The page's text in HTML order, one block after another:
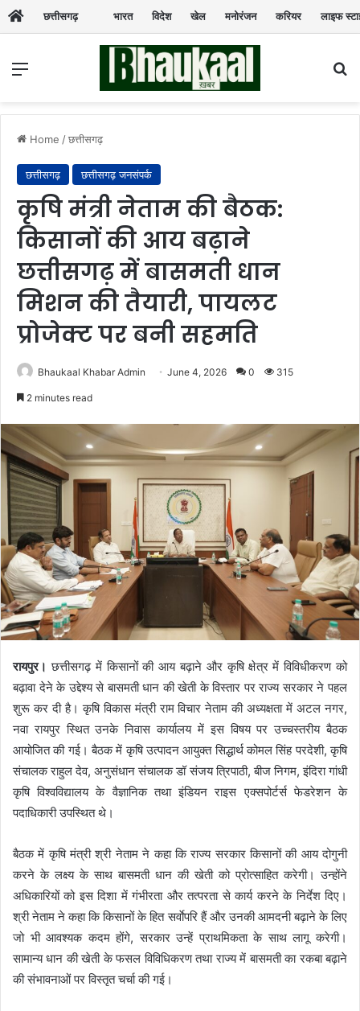
छत्तीसगढ़ भारत विदेश खेल मनोरंजन करियर लाइफ
Menu
Home /छत्तीसगढ़
छत्तीसगढ़ छत्तीसगढ़ जनसंपर्क
कृषि मंत्री नेताम की बैठक:
किसानों की आय बढ़ाने
छत्तीसगढ़ में बासमती धान
मिशन की तैयारी, पायलट
प्रोजेक्ट पर बनी सहमति
Bhaukaal Khabar Admin June 4, 2026 0 315
2 minutes read
रायपुर। छत्तीसगढ़ में किसानों की आय बढ़ाने और कृषि क्षेत्र में विविधीकरण को
बढ़ावा देने के उद्देश्य से बासमती धान की खेती के विस्तार पर राज्य सरकार ने पहल
शुरू कर दी है। कृषि विकास मंत्री राम विचार नेताम की अध्यक्षता में अटल नगर,
नवा रायपुर स्थित उनके निवास कार्यालय में इस विषय पर उच्चस्तरीय बैठक
आयोजित की गई। बैठक में कृषि उत्पादन आयुक्त सिद्धार्थ कोमल सिंह परदेशी, कृषि
संचालक राहुल देव, अनुसंधान संचालक डॉ संजय त्रिपाठी, बीज निगम, इंदिरा गांधी
कृषि विश्वविद्यालय के वैज्ञानिक तथा इंडियन राइस एक्सपोर्टर्स फेडरेशन के
पदाधिकारी उपस्थित थे।
बैठक में कृषि मंत्री श्री नेताम ने कहा कि राज्य सरकार किसानों की आय दोगुनी
करने के लक्ष्य के साथ बासमती धान की खेती को प्रोत्साहित करेगी। उन्होंने
अधिकारियों को इस दिशा में गंभीरता और तत्परता से कार्य करने के निर्देश दिए।
श्री नेताम ने कहा कि किसानों के हित सर्वाेपरि हैं और उनकी आमदनी बढ़ाने के लिए
जो भी आवश्यक कदम होंगे, सरकार उन्हें प्राथमिकता के साथ लागू करेगी।
सामान्य धान की खेती के फसल विविधिकरण तथा राज्य में बासमती का रकबा बढ़ाने
की संभावनाओं पर विस्तृत चर्चा की गई।